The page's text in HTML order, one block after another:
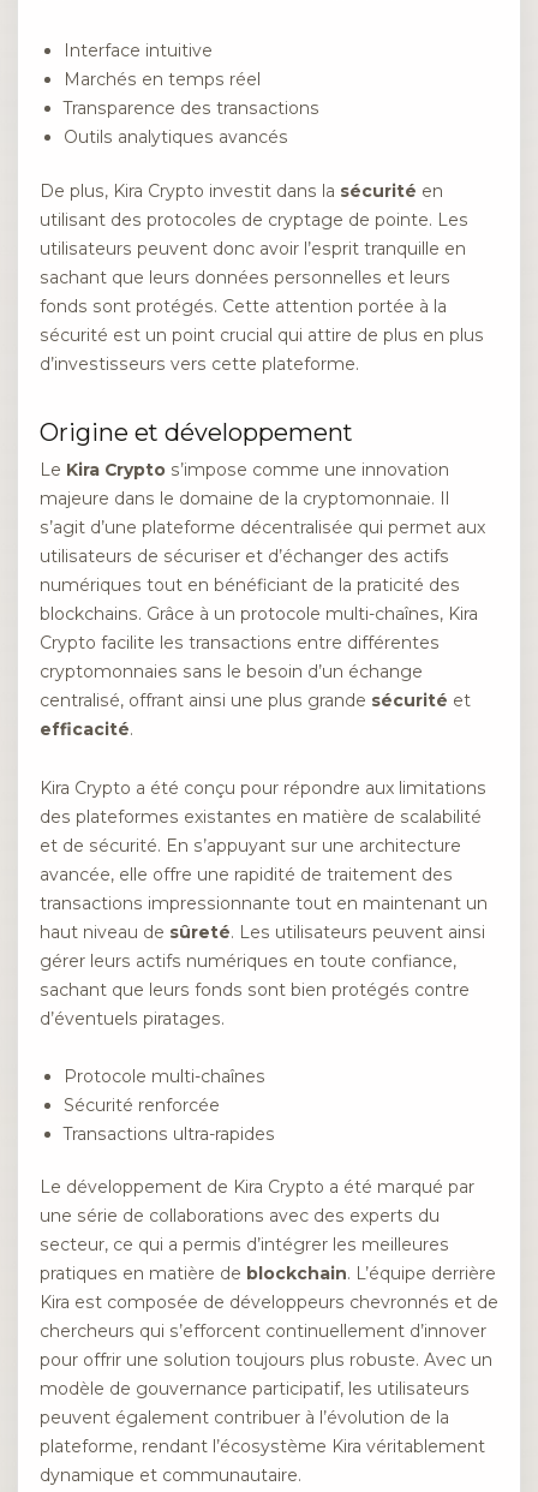
Interface intuitive
Marchés en temps réel
Transparence des transactions
Outils analytiques avancés
De plus, Kira Crypto investit dans la sécurité en
utilisant des protocoles de cryptage de pointe. Les
utilisateurs peuvent donc avoir l’esprit tranquille en
sachant que leurs données personnelles et leurs
fonds sont protégés. Cette attention portée à la
sécurité est un point crucial qui attire de plus en plus
d’investisseurs vers cette plateforme.
Origine et développement
Le Kira Crypto s’impose comme une innovation
majeure dans le domaine de la cryptomonnaie. Il
s’agit d’une plateforme décentralisée qui permet aux
utilisateurs de sécuriser et d’échanger des actifs
numériques tout en bénéficiant de la praticité des
blockchains. Grâce à un protocole multi-chaînes, Kira
Crypto facilite les transactions entre différentes
cryptomonnaies sans le besoin d’un échange
centralisé, offrant ainsi une plus grande sécurité et
efficacité.
Kira Crypto a été conçu pour répondre aux limitations
des plateformes existantes en matière de scalabilité
et de sécurité. En s’appuyant sur une architecture
avancée, elle offre une rapidité de traitement des
transactions impressionnante tout en maintenant un
haut niveau de sûreté. Les utilisateurs peuvent ainsi
gérer leurs actifs numériques en toute confiance,
sachant que leurs fonds sont bien protégés contre
d’éventuels piratages.
Protocole multi-chaînes
Sécurité renforcée
Transactions ultra-rapides
Le développement de Kira Crypto a été marqué par
une série de collaborations avec des experts du
secteur, ce qui a permis d’intégrer les meilleures
pratiques en matière de blockchain. L’équipe derrière
Kira est composée de développeurs chevronnés et de
chercheurs qui s’efforcent continuellement d’innover
pour offrir une solution toujours plus robuste. Avec un
modèle de gouvernance participatif, les utilisateurs
peuvent également contribuer à l’évolution de la
plateforme, rendant l’écosystème Kira véritablement
dynamique et communautaire.